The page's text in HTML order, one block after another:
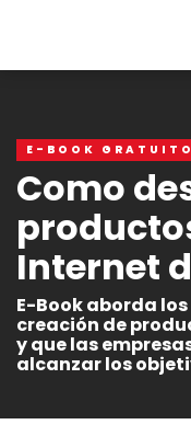
E-BOOK GRATUITO
Como
Internet
E-Book aborda
creación de
y que las
alcanzar los